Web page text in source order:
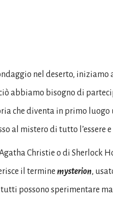
nel deserto, iniziamo
abbiamo bisogno di
che diventa in primo luogo
al mistero di tutto l’essere
Christie o di Sherlock
il termine mysterion,
possono sperimentare